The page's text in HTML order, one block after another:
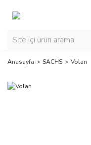
Anasayfa SACHS Volan